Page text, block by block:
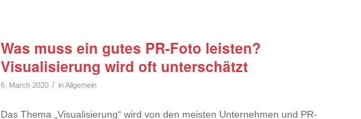
Was muss ein gutes PR-Foto leisten?
Visualisierung wird oft unterschätzt
6. March 2020 / inAllgemein
Das Thema „Visualisierung“ wird von den meisten Unternehmen und PR-